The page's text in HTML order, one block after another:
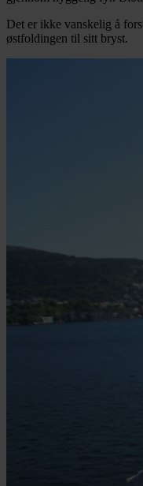
Det er ikke vanskelig å
østfoldingen til sitt bryst.